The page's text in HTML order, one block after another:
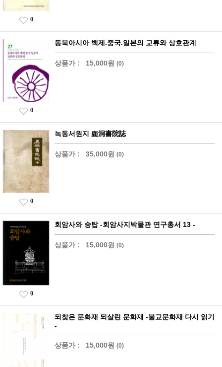
0
동북아시아 백제.중국.일본의 교류와 상호관계
상품가 : 15,000원 (0)
0
녹동서원지 鹿洞書院誌
상품가 : 35,000원 (0)
0
회암사와 승탑 -회암사지박물관 연구총서 13 -
상품가 : 15,000원 (0)
0
되찾은 문화재 되살린 문화재 -불교문화재 다시 읽기
-
상품가 : 15,000원 (0)